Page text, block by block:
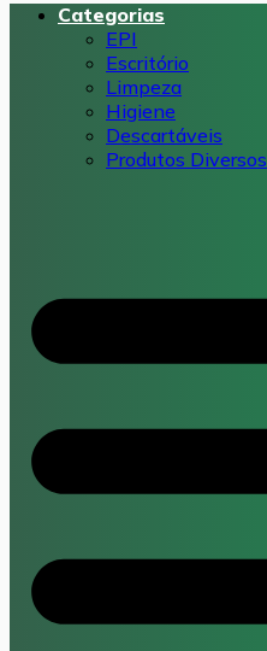
Categorias
EPI
Escritório
Limpeza
Higiene
Descartáveis
Produtos Diversos